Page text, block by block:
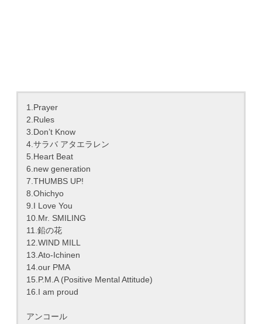
1.Prayer
2.Rules
3.Don’t Know
4.サラバ アタエラレン
5.Heart Beat
6.new generation
7.THUMBS UP!
8.Ohichyo
9.I Love You
10.Mr. SMILING
11.鉛の花
12.WIND MILL
13.Ato-Ichinen
14.our PMA
15.P.M.A (Positive Mental Attitude)
16.I am proud
アンコール